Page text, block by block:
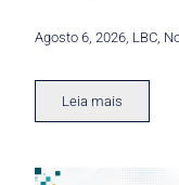
Agosto 6, 2026 LBC
Leia mais